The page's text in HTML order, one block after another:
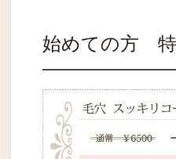
始めての方 特